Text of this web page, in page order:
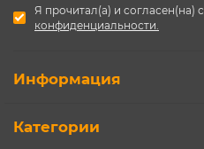
Я прочитал(а) и согласен(на)
конфиденциальности.
Информация
Категории